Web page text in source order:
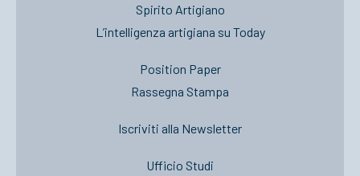
Spirito Artigiano
L’intelligenza artigiana su Today
Position Paper
Rassegna Stampa
Iscriviti alla Newsletter
Ufficio Studi